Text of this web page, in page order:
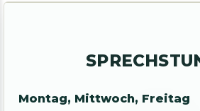
Montag, Mittwoch, Freitag